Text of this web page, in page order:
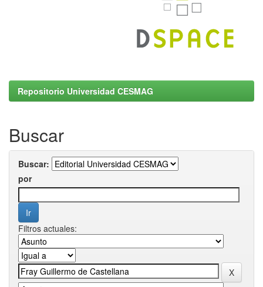
Repositorio Universidad CESMAG
Buscar
Buscar:
por
Filtros actuales: